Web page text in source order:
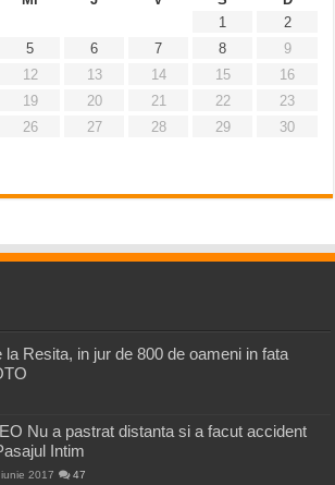
1
2
5 6 7 8
9
12 13 14 15
16
19 20 21 22
23
26 27 28 29
30
Resita, in jur de 800 de oameni in fata
Nu a pastrat distanta si a facut accident
Intim
2017 47